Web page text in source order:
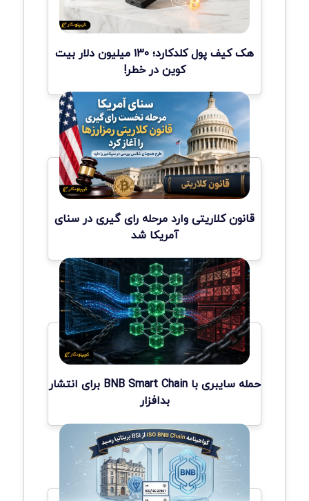
هک کیف پول کلدکارد؛ ۱۳۰ میلیون دلار بیت
کوین در خطر!
قانون کلاریتی وارد مرحله رای گیری در سنای
آمریکا شد
حمله سایبری با BNB Smart Chain برای انتشار
بدافزار